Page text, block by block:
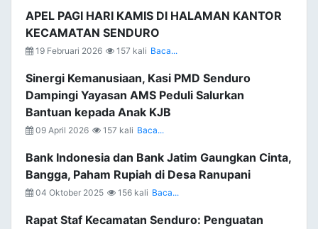
APEL PAGI HARI KAMIS DI HALAMAN KANTOR
KECAMATAN SENDURO
19 Februari 2026 157 kali Baca...
Sinergi Kemanusiaan, Kasi PMD Senduro
Dampingi Yayasan AMS Peduli Salurkan
Bantuan kepada Anak KJB
09 April 2026 157 kali Baca...
Bank Indonesia dan Bank Jatim Gaungkan Cinta,
Bangga, Paham Rupiah di Desa Ranupani
04 Oktober 2025 156 kali Baca...
Rapat Staf Kecamatan Senduro: Penguatan